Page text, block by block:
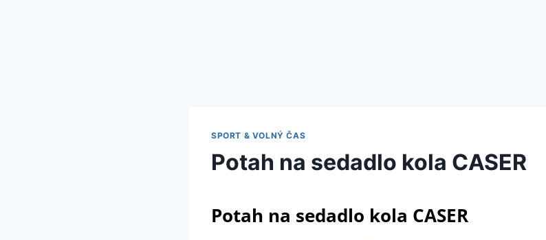
SPORT & VOLNÝ ČAS
Potah na sedadlo kola CASER
Potah na sedadlo kola CASER